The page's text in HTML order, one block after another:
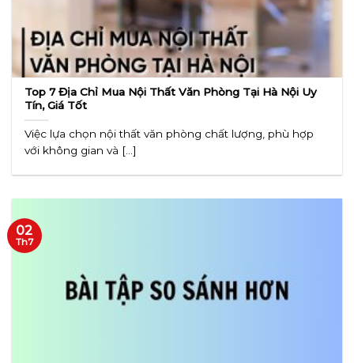
Top 7 Địa Chỉ Mua Nội Thất Văn Phòng Tại Hà Nội Uy
Tín, Giá Tốt
Việc lựa chọn nội thất văn phòng chất lượng, phù hợp
với không gian và [...]
02
Th7